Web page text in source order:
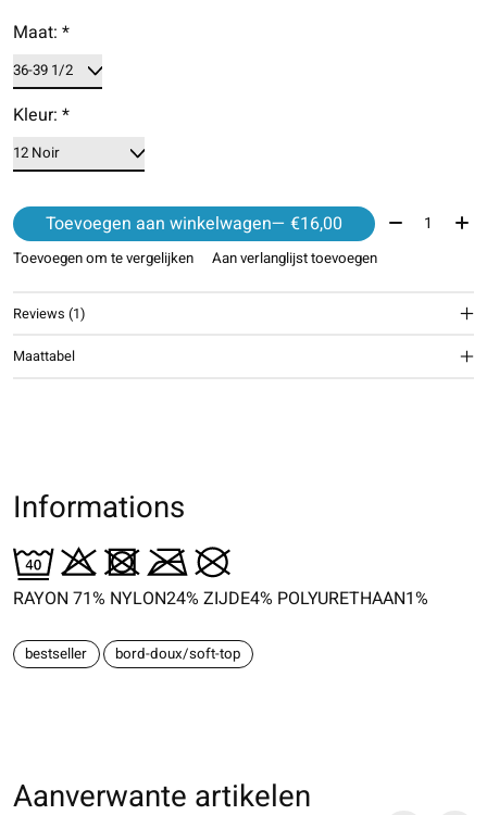
Maat: *
Kleur: *
Toevoegen aan winkelwagen — €16,00 Aantal:
Toevoegen om te vergelijken Aan verlanglijst toevoegen
Reviews (1)
Maattabel
Informations
RAYON 71% NYLON24% ZIJDE4% POLYURETHAAN1%
bestseller bord-doux/soft-top
Aanverwante artikelen